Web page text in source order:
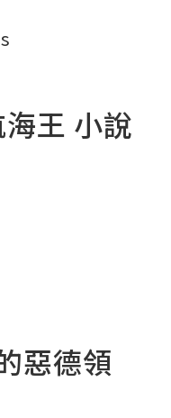
王 小說
惡德領